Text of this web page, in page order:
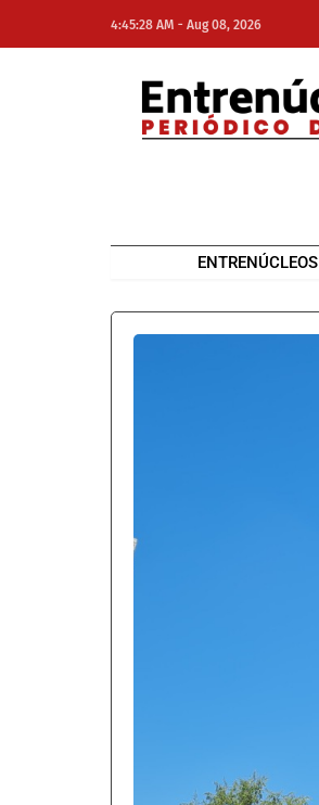
4:45:28 AM - Aug 08, 2026
ENTRENÚCLEOS